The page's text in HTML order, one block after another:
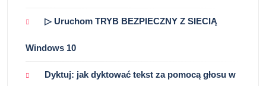
▷ Uruchom TRYB BEZPIECZNY Z SIECIĄ
Windows 10
Dyktuj: jak dyktować tekst za pomocą głosu w